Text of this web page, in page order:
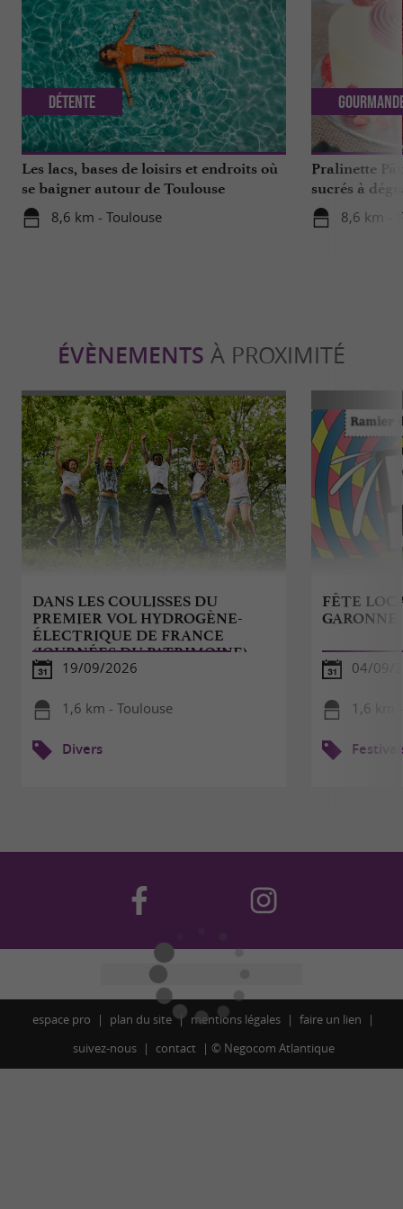
Les lacs, bases de loisirs et endroits où
se baigner autour de Toulouse
8,6 km - Toulouse
Détente
Pralinette
sucrés à
de Toulouse
8,6 km -
ÉVÈNEMENTS À PROXIMITÉ
DANS LES COULISSES DU
PREMIER VOL HYDROGÈNE-
ÉLECTRIQUE DE FRANCE
(JOURNÉES DU PATRIMOINE)
19/09/2026
1,6 km - Toulouse
Divers
FÊTE
GARONNE
04/09/
1,6 km
espace pro plan du site mentions légales
faire un lien
suivez-nous
contact © Negocom Atlantique